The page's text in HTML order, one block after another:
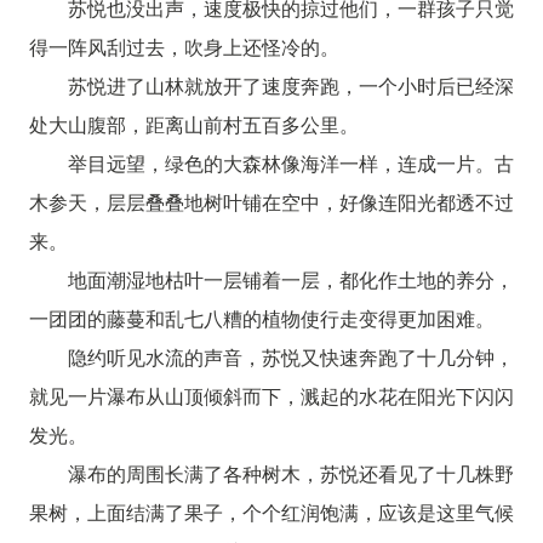
苏悦也没出声，速度极快的掠过他们，一群孩子只觉
得一阵风刮过去，吹身上还怪冷的。
苏悦进了山林就放开了速度奔跑，一个小时后已经深
处大山腹部，距离山前村五百多公里。
举目远望，绿色的大森林像海洋一样，连成一片。古
木参天，层层叠叠地树叶铺在空中，好像连阳光都透不过
来。
地面潮湿地枯叶一层铺着一层，都化作土地的养分，
一团团的藤蔓和乱七八糟的植物使行走变得更加困难。
隐约听见水流的声音，苏悦又快速奔跑了十几分钟，
就见一片瀑布从山顶倾斜而下，溅起的水花在阳光下闪闪
发光。
瀑布的周围长满了各种树木，苏悦还看见了十几株野
果树，上面结满了果子，个个红润饱满，应该是这里气候